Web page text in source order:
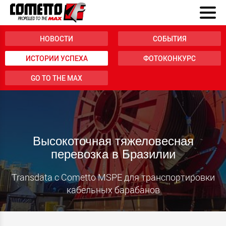
НОВОСТИ СОБЫТИЯ
ИСТОРИИ УСПЕХА ФОТОКОНКУРС
GO TO THE MAX
Высокоточная тяжеловесная
перевозка в Бразилии
Transdata с Cometto MSPE для транспортировки
кабельных барабанов